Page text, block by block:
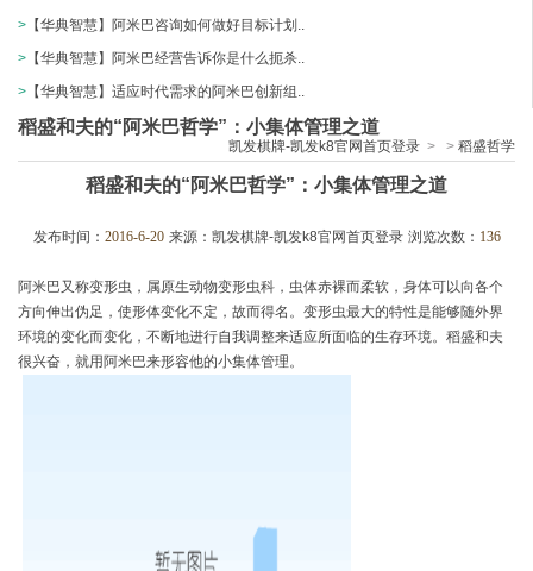
> 【华典智慧】阿米巴咨询如何做好目标计划..
> 【华典智慧】阿米巴经营告诉你是什么扼杀..
> 【华典智慧】适应时代需求的阿米巴创新组..
稻盛和夫的“阿米巴哲学”：小集体管理之道
凯发棋牌-凯发k8官网首页登录 > > 稻盛哲学
稻盛和夫的“阿米巴哲学”：小集体管理之道
发布时间： 2016-6-20 来源： 凯发棋牌-凯发k8官网首页登录 浏览次数： 136
阿米巴又称变形虫，属原生动物变形虫科，虫体赤裸而柔软，身体可以向各个
方向伸出伪足，使形体变化不定，故而得名。变形虫最大的特性是能够随外界
环境的变化而变化，不断地进行自我调整来适应所面临的生存环境。稻盛和夫
很兴奋，就用阿米巴来形容他的小集体管理。